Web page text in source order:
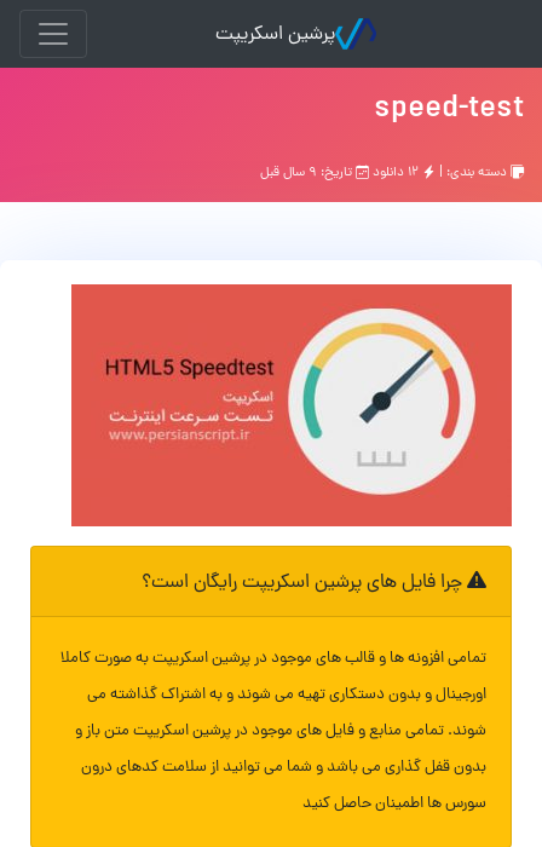
پرشین اسکریپت
speed-test
دسته بندی: | تاریخ: ۹ سال قبل
چرا فایل های پرشین اسکریپت رایگان است؟
تمامی افزونه ها و قالب های موجود در پرشین اسکریپت به صورت کاملا
اورجینال و بدون دستکاری تهیه می شوند و به اشتراک گذاشته می
شوند. تمامی منابع و فایل های موجود در پرشین اسکریپت متن باز و
بدون قفل گذاری می باشد و شما می توانید از سلامت کدهای درون
سورس ها اطمینان حاصل کنید